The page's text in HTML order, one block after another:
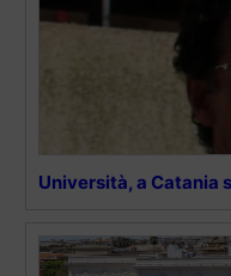
Università, a Catania